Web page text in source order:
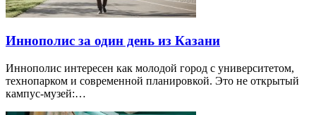
Иннополис за один день из Казани
Иннополис интересен как молодой город с университетом,
технопарком и современной планировкой. Это не открытый
кампус-музей:…